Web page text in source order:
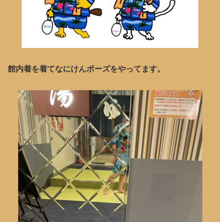
館内着を着てなにけんポーズをやってます。